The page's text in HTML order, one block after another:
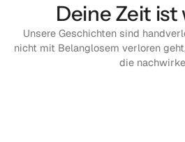
Deine Zeit
Unsere Geschichten sind
nicht mit Belanglosem verloren
die